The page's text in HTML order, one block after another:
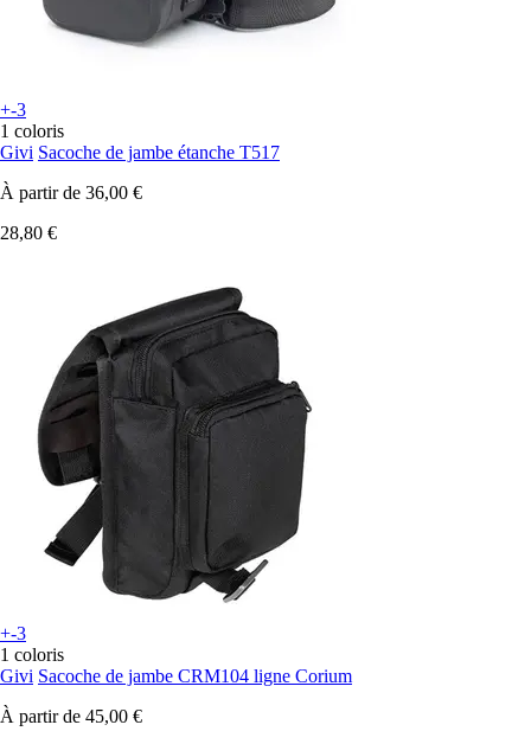
+-3
1 coloris
Givi Sacoche de jambe étanche T517
À partir de 36,00 €
28,80 €
+-3
1 coloris
Givi Sacoche de jambe CRM104 ligne Corium
À partir de 45,00 €